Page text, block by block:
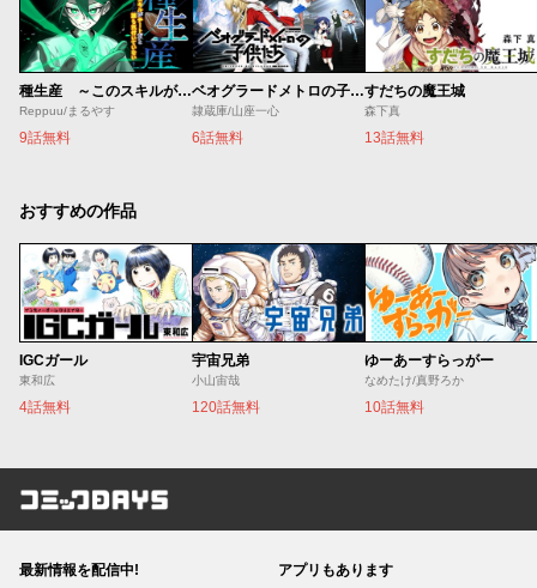
種生産 ～このスキルがチートだとまだ誰も気付いていない～
Reppuu/まるやす
9話無料
ベオグラードメトロの子供たち
隷蔵庫/山座一心
6話無料
すだちの魔王城
森下真
13話無料
おすすめの作品
IGCガール
東和広
4話無料
宇宙兄弟
小山宙哉
120話無料
ゆーあーすらっがー
なめたけ/真野ろか
10話無料
コミックDAYS
最新情報を配信中! アプリもあります